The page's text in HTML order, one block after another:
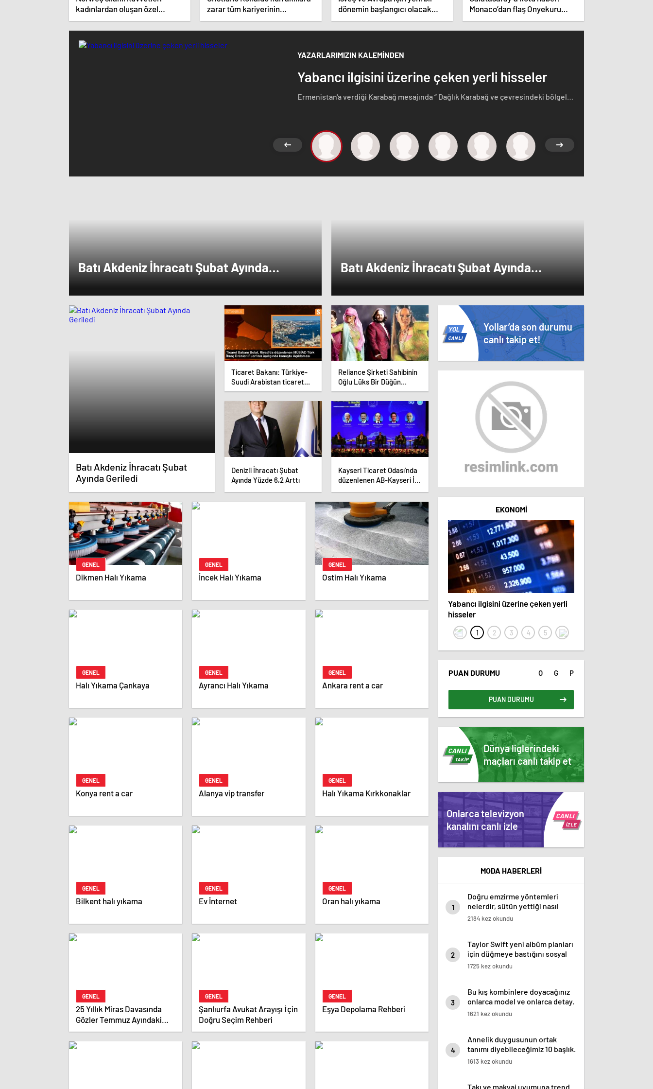
kadınlardan oluşan özel
kuvvetler eğitimlerini başlattı.
zarar tüm kariyerinin
istatistiğini çıkardık !
dönemin başlangıcı olacak
kararlar.
Monaco’dan flaş Onyekuru
kararı.
YAZARLARIMIZIN KALEMİNDEN
Yabancı ilgisini üzerine çeken yerli hisseler
Ermenistan'a verdiği Karabağ mesajında “ Dağlık Karabağ ve çevresindeki bölgeler
ise dikkat çeken bir ziyaret gerçekleştirdi.
Batı Akdeniz İhracatı Şubat Ayında
Geriledi
Batı Akdeniz İhracatı Şubat Ayında
Geriledi
Batı Akdeniz İhracatı Şubat
Ayında Geriledi
Ticaret Bakanı: Türkiye-
Suudi Arabistan ticaret
hacmi artacak
Reliance Şirketi Sahibinin
Oğlu Lüks Bir Düğün
Töreni Düzenledi
Denizli İhracatı Şubat
Ayında Yüzde 6,2 Arttı
Kayseri Ticaret Odası’nda
düzenlenen AB-Kayseri İş
yapıldı
GENEL
Dikmen Halı Yıkama
GENEL
İncek Halı Yıkama
GENEL
Ostim Halı Yıkama
GENEL
Halı Yıkama Çankaya
GENEL
Ayrancı Halı Yıkama
GENEL
Ankara rent a car
GENEL
Konya rent a car
GENEL
Alanya vip transfer
GENEL
Halı Yıkama Kırkkonaklar
GENEL
Bilkent halı yıkama
GENEL
Ev İnternet
GENEL
Oran halı yıkama
GENEL
25 Yıllık Miras Davasında
Gözler Temmuz Ayındaki
Karar Duruşmasına Çevrildi
GENEL
Şanlıurfa Avukat Arayışı İçin
Doğru Seçim Rehberi
GENEL
Eşya Depolama Rehberi
Yollar’da son durumu
canlı takip et!
YOL
CANLI
EKONOMI
Yabancı ilgisini üzerine çeken yerli
hisseler
PUAN DURUMU O G P
PUAN DURUMU
Dünya liglerindeki
maçları canlı takip et
CANLI
TAKİP
Onlarca televizyon
kanalını canlı izle
CANLI
İZLE
MODA HABERLERİ
1
Doğru emzirme yöntemleri
nelerdir, sütün yettiği nasıl
anlaşılır?
2184 kez okundu
2
Taylor Swift yeni albüm planları
için düğmeye bastığını sosyal
medyadan duyurdu!
1725 kez okundu
3
Bu kış kombinlere doyacağınız
onlarca model ve onlarca detay.
1621 kez okundu
4
Annelik duygusunun ortak
tanımı diyebileceğimiz 10 başlık.
1613 kez okundu
Takı ve makyaj uyumuna trend